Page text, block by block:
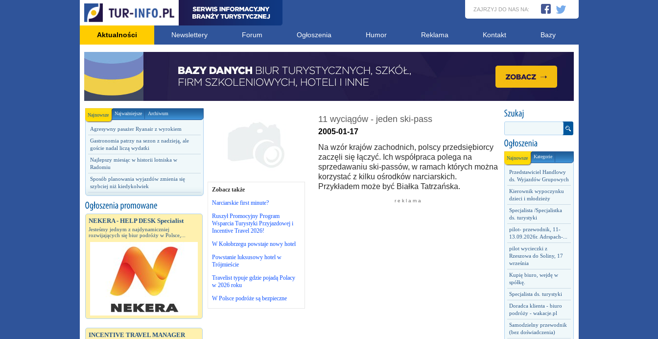
ZAJRZYJ DO NAS NA:
Aktualności Newslettery Forum Ogłoszenia Humor Reklama Kontakt Bazy
Najnowsze Najważniejsze Archiwum
Agresywny pasażer Ryanair z wyrokiem
Gastronomia patrzy na sezon z nadzieją, ale
goście nadal liczą wydatki
Najlepszy miesiąc w historii lotniska w
Radomiu
Sposób planowania wyjazdów zmienia się
szybciej niż kiedykolwiek
NEKERA - HELP DESK Specialist
Jesteśmy jednym z najdynamiczniej
rozwijających się biur podróży w Polsce,...
INCENTIVE TRAVEL MANAGER
Najnowsze Kategorie
Przedstawiciel Handlowy
ds. Wyjazdów Grupowych
Kierownik wypoczynku
dzieci i młodzieży
Specjalista /Specjalistka
ds. turystyki
pilot- przewodnik, 11-
13.09.2026r. Adrspach-...
pilot wycieczki z
Rzeszowa do Soliny, 17
września
Kupię biuro, wejdę w
spółkę.
Specjalista ds. turystyki
Doradca klienta - biuro
podróży - wakacje.pl
Samodzielny przewodnik
(bez doświadczenia)
Zobacz także
Narciarskie first minute?
Ruszył Promocyjny Program
Wsparcia Turystyki Przyjazdowej i
Incentive Travel 2026!
W Kołobrzegu powstaje nowy hotel
Powstanie luksusowy hotel w
Trójmieście
Travelist typuje gdzie pojadą Polacy
w 2026 roku
W Polsce podróże są bezpieczne
11 wyciągów - jeden ski-pass
2005-01-17
Na wzór krajów zachodnich, polscy przedsiębiorcy
zaczęli się łączyć. Ich współpraca polega na
sprzedawaniu ski-passów, w ramach których można
korzystać z kilku ośrodków narciarskich.
Przykładem może być Białka Tatrzańska.
r e k l a m a